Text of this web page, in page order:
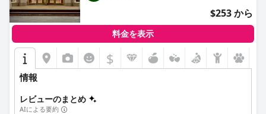
ホテルには、手入れの行き届いたジムやプールなどのアメニティ
がありますが、ジムスペースは限られていると感じられ、プール
は夕方早くに閉まります。ゲストは駐車のしやすさも高く評価し
ていますが、料金が高いことは共通の批判点です。無料WiFiが利
用可能ですが、その信頼性は一貫していません。
朝食は、値段が高すぎる、バラエティに欠けるという意見もあり
ますが、夕食は一般的に好評で、ホテル全体の食事サービスの質
の高さを際立たせています。
$253 から
料金を表示
$
情報
レビューのまとめ
AIによる要約